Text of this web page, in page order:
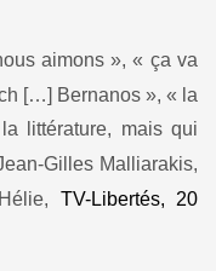
aimons »,« ça va
[…] Bernanos », « la
littérature, mais qui
Gilles Malliarakis,
TV-Libertés, 20